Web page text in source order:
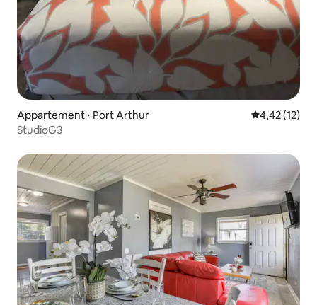
Appartement ⋅ Port Arthur Évaluation
4,42 (12)
StudioG3